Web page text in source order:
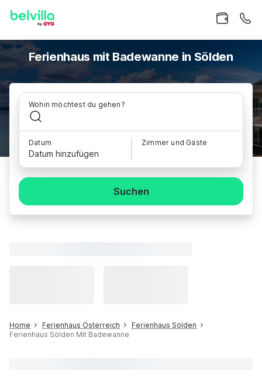
Ferienhaus mit Badewanne in Sölden
Wohin möchtest du gehen?
Datum
Datum hinzufügen
Zimmer und Gäste
Suchen
Home Ferienhaus Österreich
Ferienhaus Sölden
Ferienhaus Sölden Mit Badewanne